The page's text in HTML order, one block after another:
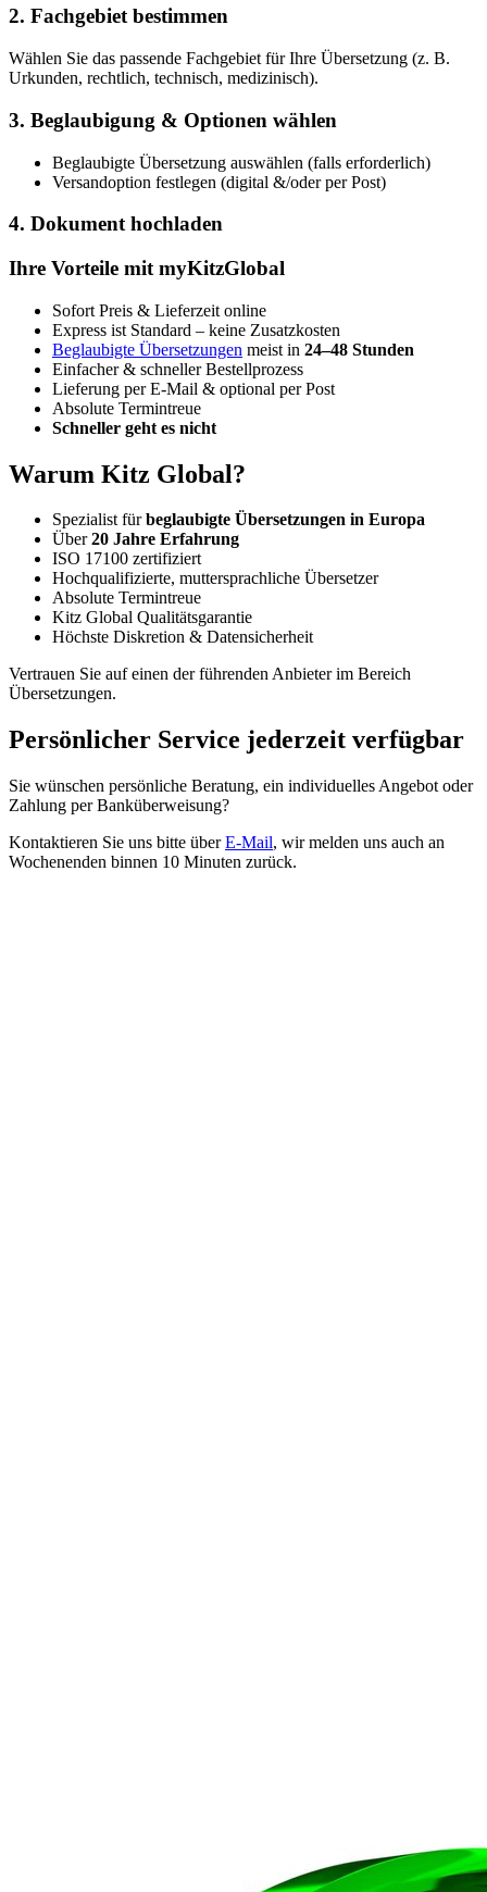
2. Fachgebiet bestimmen
Wählen Sie das passende Fachgebiet für Ihre Übersetzung (z. B.
Urkunden, rechtlich, technisch, medizinisch).
3. Beglaubigung & Optionen wählen
Beglaubigte Übersetzung auswählen (falls erforderlich)
Versandoption festlegen (digital &/oder per Post)
4. Dokument hochladen
Ihre Vorteile mit myKitzGlobal
Sofort Preis & Lieferzeit online
Express ist Standard – keine Zusatzkosten
Beglaubigte Übersetzungen meist in 24–48 Stunden
Einfacher & schneller Bestellprozess
Lieferung per E-Mail & optional per Post
Absolute Termintreue
Schneller geht es nicht
Warum Kitz Global?
Spezialist fürbeglaubigte Übersetzungen in Europa
Über20 Jahre Erfahrung
ISO 17100 zertifiziert
Hochqualifizierte, muttersprachliche Übersetzer
Absolute Termintreue
Kitz Global Qualitätsgarantie
Höchste Diskretion & Datensicherheit
Vertrauen Sie auf einen der führenden Anbieter im Bereich
Übersetzungen.
Persönlicher Service jederzeit verfügbar
Sie wünschen persönliche Beratung, ein individuelles Angebot oder
Zahlung per Banküberweisung?
Kontaktieren Sie uns bitte überE-Mail, wir melden uns auch an
Wochenenden binnen 10 Minuten zurück.